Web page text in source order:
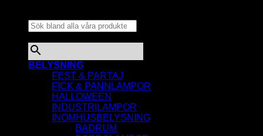
BELYSNING
FEST & PARTAJ
FICK & PANNLAMPOR
HALLOWEEN
INDUSTRILAMPOR
INOMHUSBELYSNING
BADRUM